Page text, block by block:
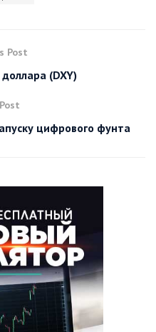
Post
(DXY)
цифрового фунта